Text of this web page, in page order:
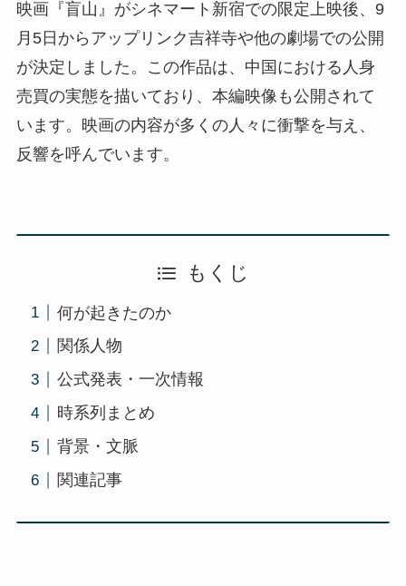
映画『盲山』がシネマート新宿での限定上映後、9
月5日からアップリンク吉祥寺や他の劇場での公開
が決定しました。この作品は、中国における人身
売買の実態を描いており、本編映像も公開されて
います。映画の内容が多くの人々に衝撃を与え、
反響を呼んでいます。
もくじ
何が起きたのか
関係人物
公式発表・一次情報
時系列まとめ
背景・文脈
関連記事